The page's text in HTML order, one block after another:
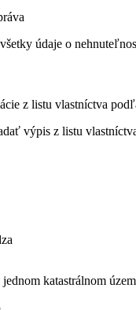
údaje o
z listu vlastníctva
výpis z listu
katastrálnom